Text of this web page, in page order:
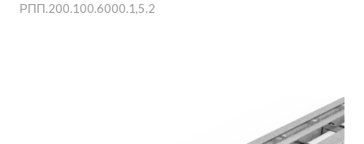
РПП.200.100.6000.1,5.2